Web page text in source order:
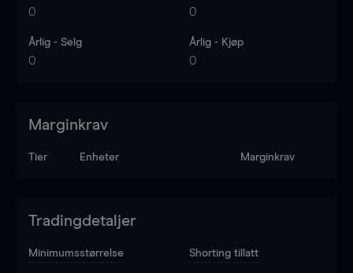
0 0
Årlig - Selg
0
Årlig - Kjøp
0
Marginkrav
Tier Enheter Marginkrav
Tradingdetaljer
Minimumsstørrelse Shorting tillatt